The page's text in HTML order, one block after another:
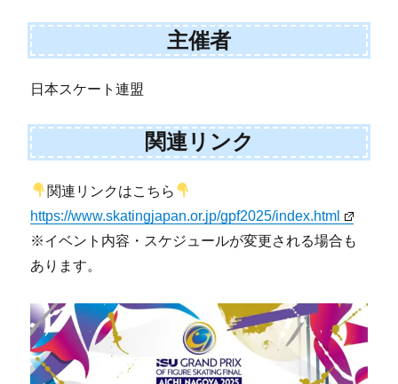
主催者
日本スケート連盟
関連リンク
関連リンクはこちら
https://www.skatingjapan.or.jp/gpf2025/index.html
※イベント内容・スケジュールが変更される場合も
あります。